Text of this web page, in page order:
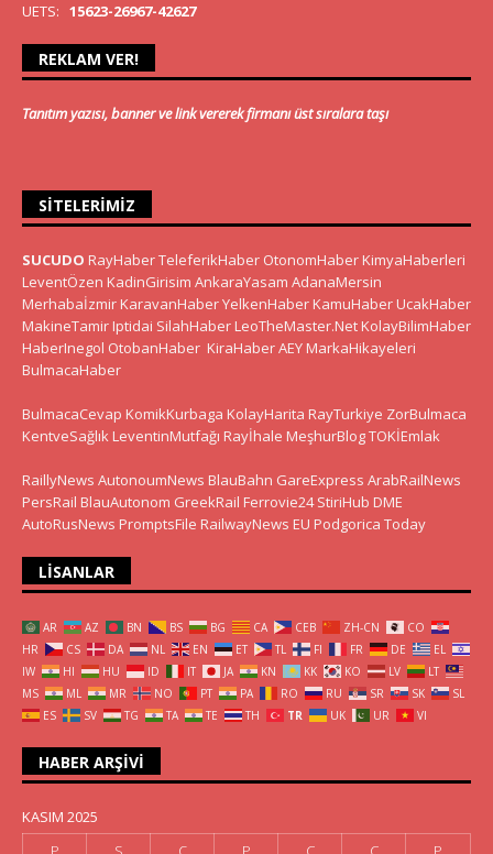
UETS: 15623-26967-42627
REKLAM VER!
Tanıtım yazısı, banner ve link vererek firmanı üst sıralara taşı
SITELERIMIZ
SUCUDO RayHaberTeleferikHaber OtonomHaber KimyaHaberleri
LeventÖzen KadinGirisim AnkaraYasam AdanaMersin
Merhabaİzmir KaravanHaberYelkenHaber KamuHaber UcakHaber
MakineTamir Iptidai SilahHaber LeoTheMaster.Net KolayBilimHaber
HaberInegol OtobanHaber KiraHaberAEY MarkaHikayeleri
BulmacaHaber
BulmacaCevap KomikKurbaga KolayHarita RayTurkiye ZorBulmaca
KentveSağlık LeventinMutfağı Rayİhale MeşhurBlogTOKİEmlak
RaillyNews AutonoumNews BlauBahn GareExpress ArabRailNews
PersRail BlauAutonom GreekRail Ferrovie24 StiriHub DME
AutoRusNews PromptsFile RailwayNews EU Podgorica Today
LISANLAR
AR AZ BN BS BG CA CEB ZH-CN
CO
HR
CS DA NL EN ET TL FI FR DE
EL
IW
HI HU ID IT JA KN KK KO LV
LT
MS
ML MR NO PT PA RO RU SR SK
SL
ES
SV TG TA TE TH TR UK UR VI
HABER ARŞIVI
KASIM 2025